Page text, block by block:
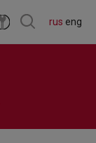
rus eng